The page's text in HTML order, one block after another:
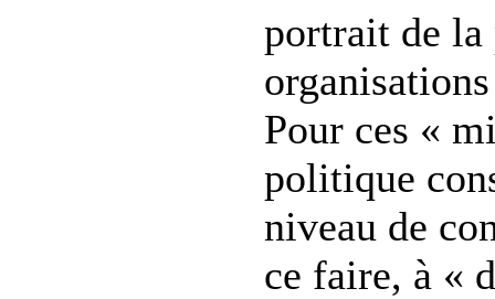
portrait de la
Pour ces «
politique
niveau de
ce faire, à «